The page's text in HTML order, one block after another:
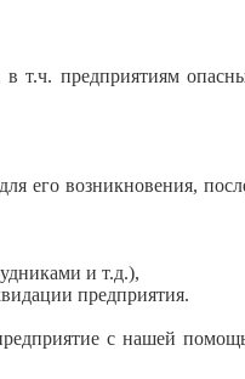
т.ч. предприятиям
его возникновения,
и т.д.),
предприятия.
с нашей